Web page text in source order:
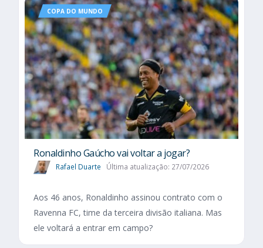
COPA DO MUNDO
Ronaldinho Gaúcho vai voltar a jogar?
Rafael Duarte Última atualização: 27/07/2026
Aos 46 anos, Ronaldinho assinou contrato com o
Ravenna FC, time da terceira divisão italiana. Mas
ele voltará a entrar em campo?